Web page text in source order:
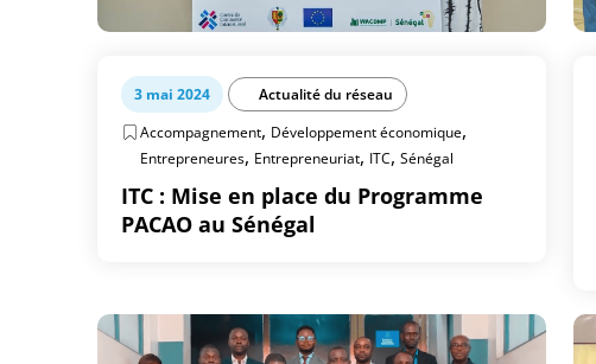
3 mai 2024
Actualité du réseau
Accompagnement, Développement économique,
Entrepreneures, Entrepreneuriat, ITC, Sénégal
ITC : Mise en place du Programme
PACAO au Sénégal